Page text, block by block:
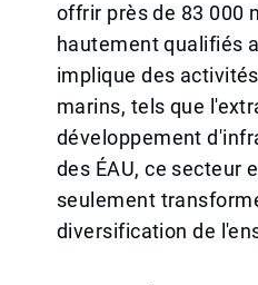
offrir près de 83 000
hautement qualifiés
implique des
marins, tels que
développement
des ÉAU, ce secteur
seulement
diversification de